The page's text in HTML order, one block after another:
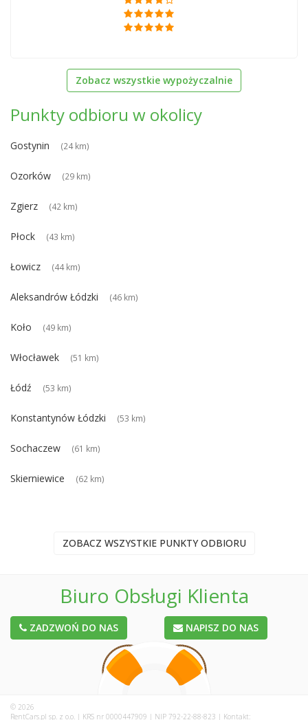
Zobacz wszystkie wypożyczalnie
Punkty odbioru w okolicy
Gostynin (24 km)
Ozorków (29 km)
Zgierz (42 km)
Płock (43 km)
Łowicz (44 km)
Aleksandrów Łódzki (46 km)
Koło (49 km)
Włocławek (51 km)
Łódź (53 km)
Konstantynów Łódzki (53 km)
Sochaczew (61 km)
Skierniewice (62 km)
ZOBACZ WSZYSTKIE PUNKTY ODBIORU
Biuro Obsługi Klienta
ZADZWOŃ DO NAS NAPISZ DO NAS
© 2026
RentCars.pl sp. z o.o. | KRS nr 0000447909 | NIP 792-22-88-823 | Kontakt: